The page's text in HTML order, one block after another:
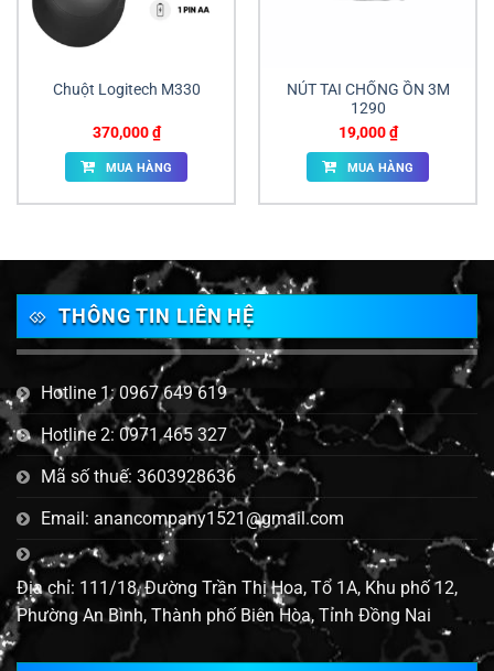
Chuột Logitech M330
370,000₫
MUA HÀNG
NÚT TAI CHỐNG ỒN 3M
1290
19,000₫
MUA HÀNG
THÔNG TIN LIÊN HỆ
Hotline 1: 0967 649 619
Hotline 2: 0971 465 327
Mã số thuế: 3603928636
Email: anancompany1521@gmail.com
Địa chỉ: 111/18, Đường Trần Thị Hoa, Tổ 1A, Khu phố 12,
Phường An Bình, Thành phố Biên Hòa, Tỉnh Đồng Nai